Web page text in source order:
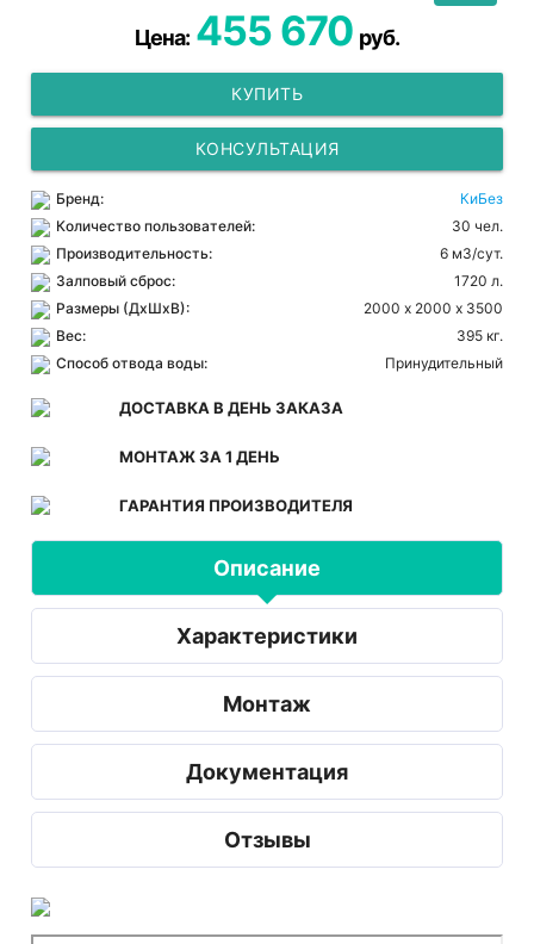
Цена: 455 670 руб.
КУПИТЬ
КОНСУЛЬТАЦИЯ
Бренд:
КиБез
Количество пользователей:
30 чел.
Производительность:
6 м3/сут.
Залповый сброс:
1720 л.
Размеры (ДхШхВ):
2000 х 2000 х 3500
Вес:
395 кг.
Способ отвода воды:
Принудительный
ДОСТАВКА В ДЕНЬ ЗАКАЗА
МОНТАЖ ЗА 1 ДЕНЬ
ГАРАНТИЯ ПРОИЗВОДИТЕЛЯ
Описание
Характеристики
Монтаж
Документация
Отзывы